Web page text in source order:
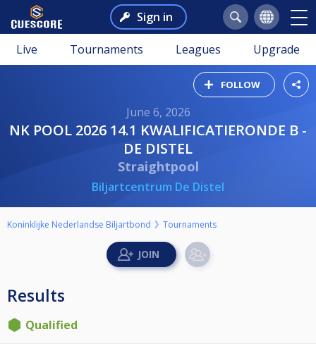
Sign in
Live Tournaments Leagues Upgrade
FOLLOW
June 6, 2026
NK POOL 2026 14.1 KWALIFICATIERONDE B -
DE DISTEL
Straightpool
Biljartcentrum De Distel
Koninklijke Nederlandse Biljartbond Tournaments
Results
Qualified